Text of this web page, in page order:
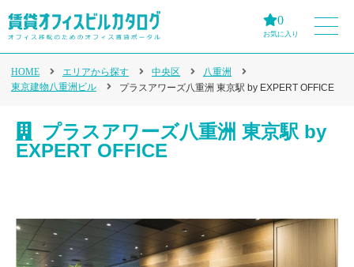
0
お気に入り
HOME エリアから探す 中央区
八重洲
東京建物八重洲ビル
プラスアワーズ八重洲 東京駅 by EXPERT OFFICE
プラスアワーズ八重洲 東京駅 by
EXPERT OFFICE